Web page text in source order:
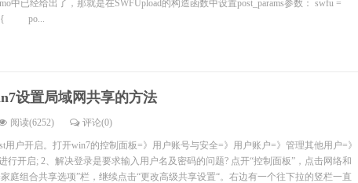
中已经给出了，那就是在SWFUpload的构造函数中设置post_params参数： swfu =
po...
设置局域网共享的方法
阅读(6252) 评论(0)
用户开启。打开win7的控制面板=》用户账号与安全=》用户账户=》管理其他用户=》
行开启; 2、解决登录是要求输入用户名及密码的问题? 点开“控制面板”，点击网络和
家庭组合共享选项”栏，继续点击“更改高级共享设置“。右边有一个往下拉的竖栏一直